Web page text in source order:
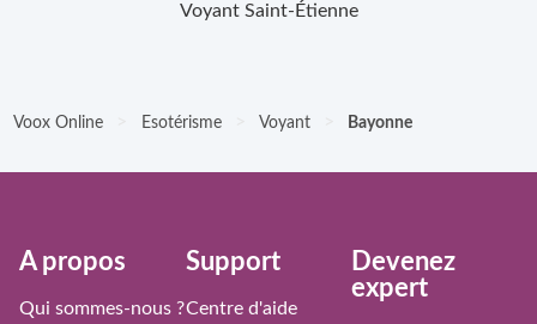
Voyant Saint-Étienne
Voox Online Esotérisme Voyant Bayonne
À propos
Qui sommes-nous ?
Support
Centre d'aide
Devenez
expert